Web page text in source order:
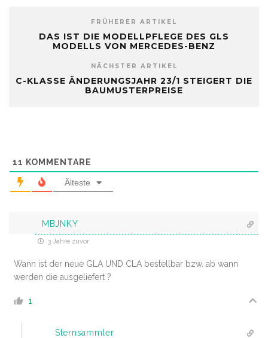
FRÜHERER ARTIKEL
DAS IST DIE MODELLPFLEGE DES GLS
MODELLS VON MERCEDES-BENZ
NÄCHSTER ARTIKEL
C-KLASSE ÄNDERUNGSJAHR 23/1 STEIGERT DIE
BAUMUSTERPREISE
11 KOMMENTARE
Älteste
MBJNKY
3 Jahre zuvor
Wann ist der neue GLA UND CLA bestellbar bzw. ab wann
werden die ausgeliefert ?
1
Sternsammler